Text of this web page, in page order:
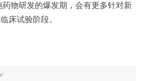
物研发的爆发期，会有更多针对新
床试验阶段。